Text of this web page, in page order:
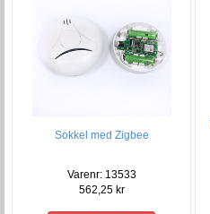
Sokkel med Zigbee
Varenr: 13533
562,25 kr